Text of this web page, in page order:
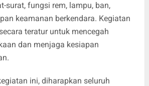
surat, fungsi rem, lampu, ban,
keamanan berkendara. Kegiatan
teratur untuk mencegah
dan menjaga kesiapan
ini, diharapkan seluruh